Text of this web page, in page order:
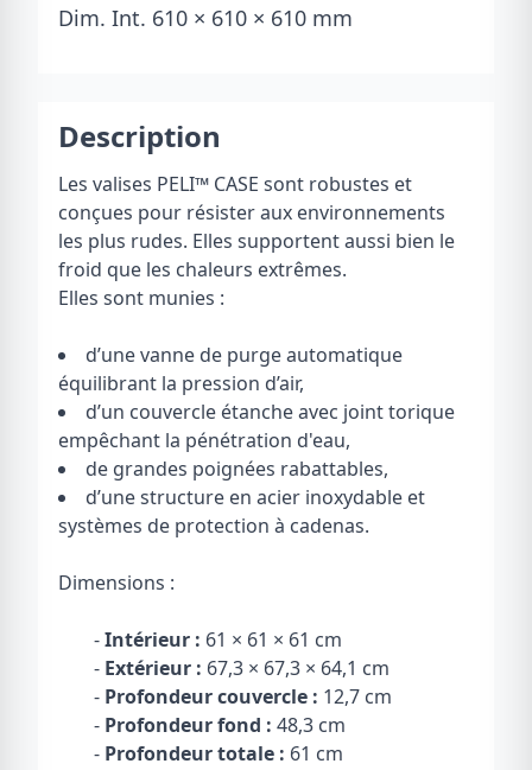
Dim. Int. 610 × 610 × 610 mm
Description
Les valises PELI™ CASE sont robustes et
conçues pour résister aux environnements
les plus rudes. Elles supportent aussi bien le
froid que les chaleurs extrêmes.
Elles sont munies :
d’une vanne de purge automatique
équilibrant la pression d’air,
d’un couvercle étanche avec joint torique
empêchant la pénétration d'eau,
de grandes poignées rabattables,
d’une structure en acier inoxydable et
systèmes de protection à cadenas.
Dimensions :
-Intérieur : 61 × 61 × 61 cm
- Extérieur : 67,3 × 67,3 × 64,1 cm
- Profondeur couvercle : 12,7 cm
- Profondeur fond : 48,3 cm
- Profondeur totale : 61 cm